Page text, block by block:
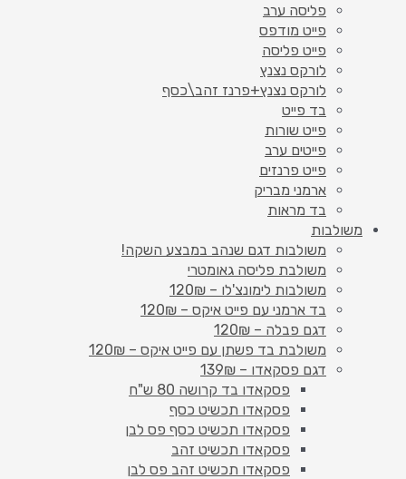
פליסה ערב
פייט מודפס
פייט פליסה
לורקס נצנץ
לורקס נצנץ+פרנז זהב\כסף
בד פייט
פייט שורות
פייטים ערב
פייט פרנזים
ארמני מבריק
בד מראות
משולבות
משולבות דגם שנהב במבצע השקה!
משולבת פליסה גאומטרי
משולבות לימונצ'לו – 120₪
בד ארמני עם פייט איקס – 120₪
דגם פבלה – 120₪
משולבת בד פשתן עם פייט איקס – 120₪
דגם פסקאדו – 139₪
פסקאדו בד קרושה 80 ש"ח
פסקאדו תכשיט כסף
פסקאדו תכשיט כסף פס לבן
פסקאדו תכשיט זהב
פסקאדו תכשיט זהב פס לבן